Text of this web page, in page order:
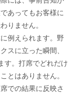
あってもお客様に
りません。
例えられます。野
スに立った瞬間、
す。打席でどれだけ
とはありません。
での結果に反映さ